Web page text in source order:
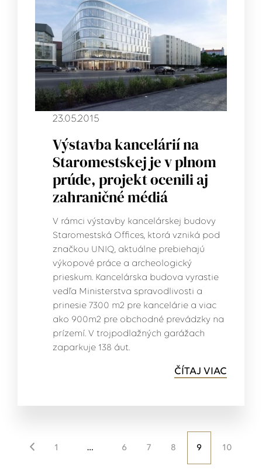
23.05.2015
Výstavba kancelárií na
Staromestskej je v plnom
prúde, projekt ocenili aj
zahraničné médiá
V rámci výstavby kancelárskej budovy
Staromestská Offices, ktorá vzniká pod
značkou UNIQ, aktuálne prebiehajú
výkopové práce a archeologický
prieskum. Kancelárska budova vyrastie
vedľa Ministerstva spravodlivosti a
prinesie 7300 m2 pre kancelárie a viac
ako 900m2 pre obchodné prevádzky na
prízemí. V trojpodlažných garážach
zaparkuje 138 áut.
ČÍTAJ VIAC
1 … 6 7 8 9 10